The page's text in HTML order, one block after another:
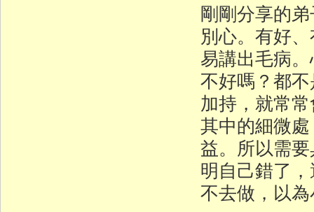
剛剛分享的
別心。有好
易講出毛病
不好嗎？都
加持，就常
其中的細微
益。所以需
明自己錯了
不去做，以